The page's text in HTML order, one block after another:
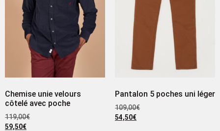
Chemise unie velours
côtelé avec poche
119,00€
59,50€
Pantalon 5 poches uni léger
109,00€
54,50€